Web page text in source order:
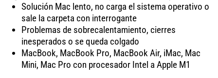
Solución Mac lento, no carga el sistema operativo o
sale la carpeta con interrogante
Problemas de sobrecalentamiento, cierres
inesperados o se queda colgado
MacBook, MacBook Pro, MacBook Air, iMac, Mac
Mini, Mac Pro con procesador Intel a Apple M1